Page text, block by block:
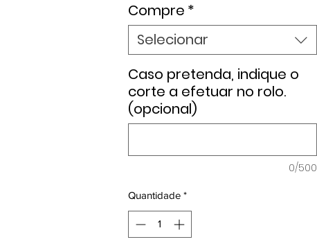
Compre *
Selecionar
Caso pretenda, indique o
corte a efetuar no rolo.
(opcional)
0/500
Quantidade *